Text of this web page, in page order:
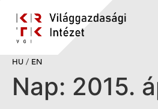
HU / EN
Nap: 2015.